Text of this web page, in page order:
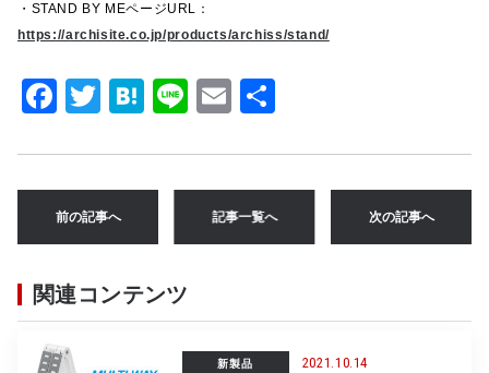
・STAND BY MEページURL ：
https://archisite.co.jp/products/archiss/stand/
F
c
e
b
o
k
T
it
te
r
H
e
n
a
Li
e
E
ai
l
前の記事へ 記事一覧へ 次の記事へ
関連コンテンツ
新製品 2021.10.14